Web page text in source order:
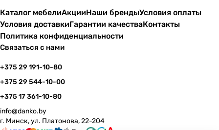
Каталог мебелиАкцииНаши брендыУсловия оплаты
Условия доставкиГарантии качестваКонтакты
Политика конфиденциальности
Связаться с нами
+375 29 191-10-80
+375 29 544-10-00
+375 17 361-10-80
info@danko.by
г. Минск, ул. Платонова, 22-204